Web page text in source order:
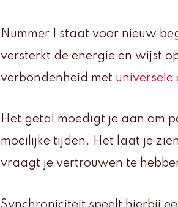
Nummer 1 staat voor nieuw
versterkt de energie en wijst
verbondenheid met universele
Het getal moedigt je aan om
moeilijke tijden. Het laat je
vraagt je vertrouwen te